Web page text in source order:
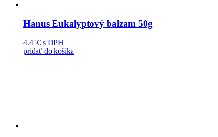
Hanus Eukalyptový balzam 50g
4.45€ s DPH
pridať do košíka